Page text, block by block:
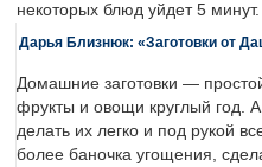
некоторых блюд уйдет 5 минут.
Дарья Близнюк: «Заготовки от
Домашние заготовки —
фрукты и овощи круглый год.
делать их легко и под рукой
более баночка угощения,